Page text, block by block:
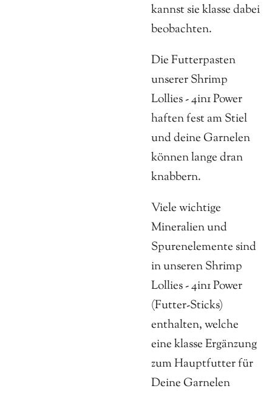
kannst sie klasse dabei
beobachten.
Die Futterpasten
unserer Shrimp
Lollies - 4in1 Power
haften fest am Stiel
und deine Garnelen
können lange dran
knabbern.
Viele wichtige
Mineralien und
Spurenelemente sind
in unseren Shrimp
Lollies - 4in1 Power
(Futter-Sticks)
enthalten, welche
eine klasse Ergänzung
zum Hauptfutter für
Deine Garnelen